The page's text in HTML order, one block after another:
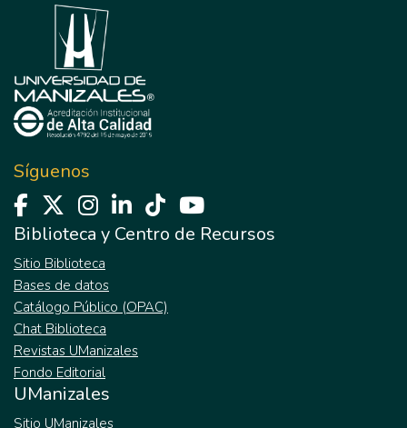
Síguenos
Biblioteca y Centro de Recursos
Sitio Biblioteca
Bases de datos
Catálogo Público (OPAC)
Chat Biblioteca
Revistas UManizales
Fondo Editorial
UManizales
Sitio UManizales